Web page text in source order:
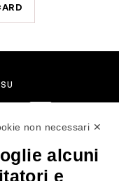
non necessari ✕
alcuni
e